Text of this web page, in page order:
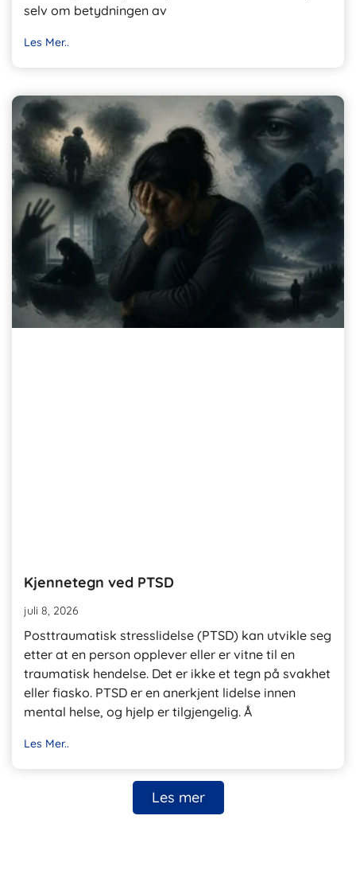
selv om betydningen av
Les Mer..
Kjennetegn ved PTSD
juli 8, 2026
Posttraumatisk stresslidelse (PTSD) kan utvikle seg
etter at en person opplever eller er vitne til en
traumatisk hendelse. Det er ikke et tegn på svakhet
eller fiasko. PTSD er en anerkjent lidelse innen
mental helse, og hjelp er tilgjengelig. Å
Les Mer..
Les mer